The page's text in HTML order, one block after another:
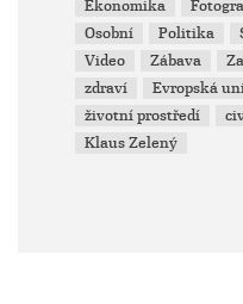
Ekonomika
Osobní
Politika
Video
Zábava
zdraví
Evropská
životní prostředí
Klaus Zelený